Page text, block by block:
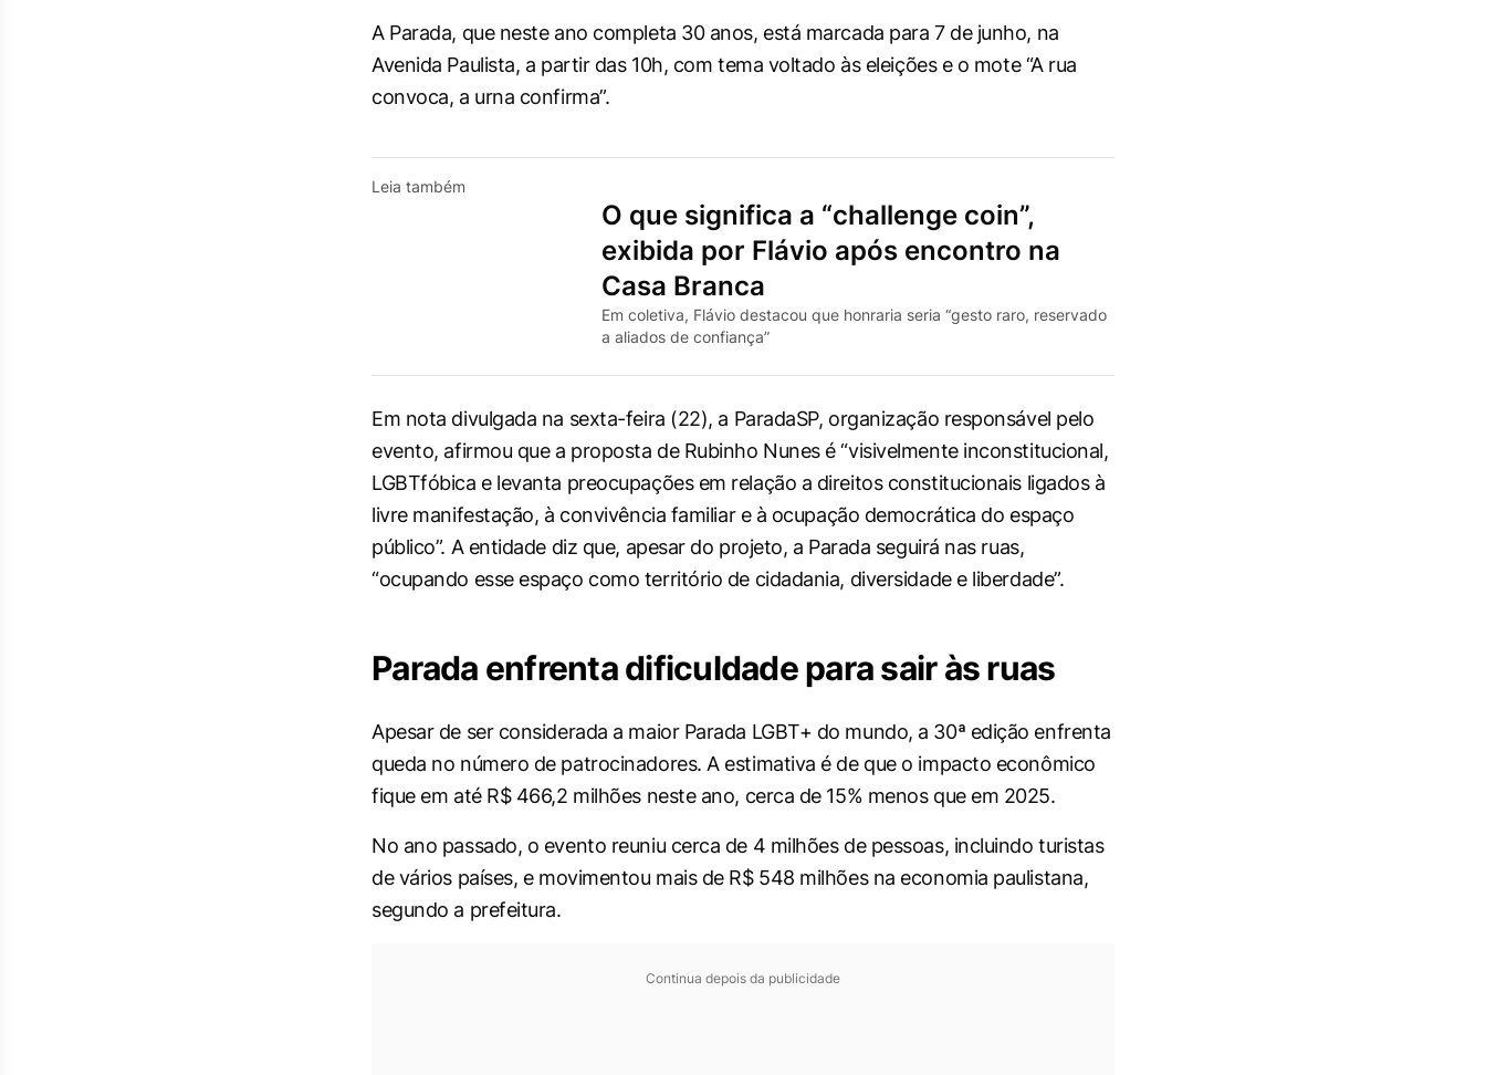
A Parada, que neste ano completa 30 anos, está marcada para 7 de junho, na
Avenida Paulista, a partir das 10h, com tema voltado às eleições e o mote “A rua
convoca, a urna confirma”.
Leia também
O que significa a “challenge coin”,
exibida por Flávio após encontro na
Casa Branca
Em coletiva, Flávio destacou que honraria seria “gesto raro, reservado
a aliados de confiança”
Em nota divulgada na sexta-feira (22), a ParadaSP, organização responsável pelo
evento, afirmou que a proposta de Rubinho Nunes é “visivelmente inconstitucional,
LGBTfóbica e levanta preocupações em relação a direitos constitucionais ligados à
livre manifestação, à convivência familiar e à ocupação democrática do espaço
público”. A entidade diz que, apesar do projeto, a Parada seguirá nas ruas,
“ocupando esse espaço como território de cidadania, diversidade e liberdade”.
Parada enfrenta dificuldade para sair às ruas
Apesar de ser considerada a maior Parada LGBT+ do mundo, a 30ª edição enfrenta
queda no número de patrocinadores. A estimativa é de que o impacto econômico
fique em até R$ 466,2 milhões neste ano, cerca de 15% menos que em 2025.
No ano passado, o evento reuniu cerca de 4 milhões de pessoas, incluindo turistas
de vários países, e movimentou mais de R$ 548 milhões na economia paulistana,
segundo a prefeitura.
Continua depois da publicidade